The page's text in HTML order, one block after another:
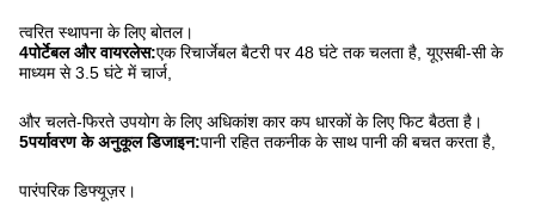
त्वरित स्थापना के लिए बोतल।
4पोर्टेबल और वायरलेस:एक रिचार्जेबल बैटरी पर 48 घंटे तक चलता है, यूएसबी-सी के
माध्यम से 3.5 घंटे में चार्ज,
और चलते-फिरते उपयोग के लिए अधिकांश कार कप धारकों के लिए फिट बैठता है।
5पर्यावरण के अनुकूल डिजाइन:पानी रहित तकनीक के साथ पानी की बचत करता है,
पारंपरिक डिफ्यूज़र।